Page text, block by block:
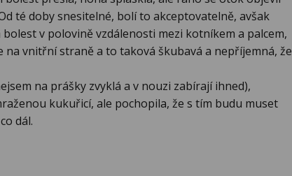
té doby snesitelné, bolí to akceptovatelně, avšak
v polovině vzdálenosti mezi kotníkem a palcem,
na vnitřní straně a to taková škubavá a nepříjemná, že
na prášky zvyklá a v nouzi zabírají ihned),
kukuřicí, ale pochopila, že s tím budu muset
dál.